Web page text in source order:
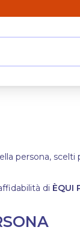
persona,
di ÈQUI